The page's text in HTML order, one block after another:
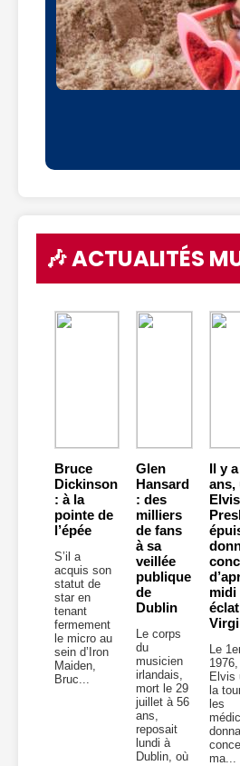
🎶 ACTUALITÉS
Bruce
Dickinson
: à la
pointe de
l’épée
S’il a
acquis son
statut de
star en
tenant
fermement
le micro au
sein d’Iron
Maiden,
Bruc...
Glen
Hansard
: des
milliers
de fans
à sa
veillée
publique
de
Dublin
Le corps
du
musicien
irlandais,
mort le 29
juillet à 56
ans,
reposait
lundi à
Dublin, où
Il y
ans,
Elvis
midi
Le
Elvis
la
les
ma...